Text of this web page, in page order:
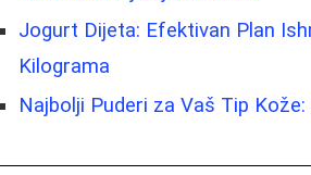
Jogurt Dijeta: Efektivan Plan
Kilograma
Najbolji Puderi za Vaš Tip